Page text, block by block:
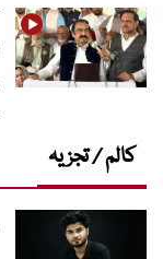
کالم / تجزیہ